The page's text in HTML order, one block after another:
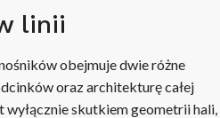
linii
obejmuje dwie różne
oraz architekturę całej
wyłącznie skutkiem geometrii hali,